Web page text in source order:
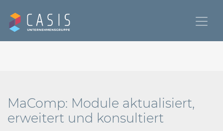
MaComp: Module aktualisiert,
erweitert und konsultiert